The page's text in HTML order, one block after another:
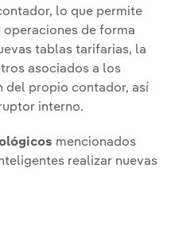
lo que permite
de forma
tablas tarifarias, la
asociados a los
del propio contador, así
interno.
mencionados
realizar nuevas